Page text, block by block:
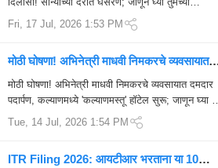
शहरातील आजचे भाव Gold Rate Today 1...
Fri, 17 Jul, 2026 1:53 PM
मोठी घोषणा! अभिनेत्री माधवी निमकरचे व्यवसायात
दमदार पदार्पण, कल्याणमध्ये ‘कल्याणमस्तू’ हॉटेल सुरू;
जाणून घ्या 7 खास गोष्टी
मोठी घोषणा! अभिनेत्री माधवी निमकरचे व्यवसायात दमदार
पदार्पण, कल्याणमध्ये 'कल्याणमस्तू' हॉटेल सुरू; जाणून घ्या 7
खास गोष्टीअभिनेत्री माधवी निमकर...
Tue, 14 Jul, 2026 1:54 PM
ITR Filing 2026: आयटीआर भरताना या 10